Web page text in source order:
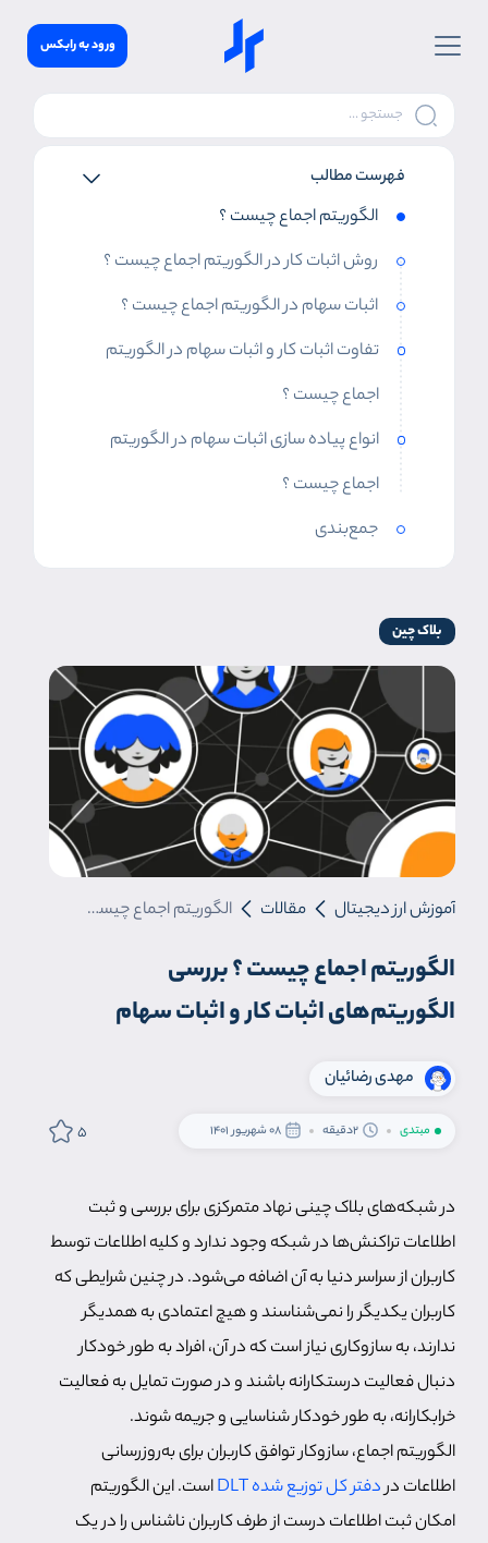
ورود به رابکس
فهرست مطالب
الگوریتم اجماع چیست ؟
روش اثبات کار در الگوریتم اجماع چیست ؟
اثبات سهام در الگوریتم اجماع چیست ؟
تفاوت اثبات کار و اثبات سهام در الگوریتم
اجماع چیست ؟
انواع پیاده سازی اثبات سهام در الگوریتم
اجماع چیست ؟
جمع‌بندی
بلاک چین
آموزش ارز دیجیتال مقالات الگوریتم اجماع چیست ؟ بررسی الگوریتم‌های اثبات کار و اثبات سهام
الگوریتم اجماع چیست ؟ بررسی
الگوریتم‌های اثبات کار و اثبات سهام
مهدی رضائیان
مبتدی 2دقیقه 08 شهریور 1401 5
در شبکه‌های بلاک چینی نهاد متمرکزی برای بررسی و ثبت
اطلاعات تراکنش‌ها در شبکه وجود ندارد و کلیه اطلاعات توسط
کاربران از سراسر دنیا به آن اضافه می‌شود. در چنین شرایطی که
کاربران یکدیگر را نمی‌شناسند و هیچ اعتمادی به همدیگر
ندارند، به سازوکاری نیاز است که در آن، افراد به طور خودکار
دنبال فعالیت درستکارانه باشند و در صورت تمایل به فعالیت
خرابکارانه، به طور خودکار شناسایی و جریمه شوند.
الگوریتم اجماع، سازوکار توافق کاربران برای به‌روزرسانی
اطلاعات دردفتر کل توزیع شده DLT
است. این الگوریتم
امکان ثبت اطلاعات درست از طرف کاربران ناشناس را در یک